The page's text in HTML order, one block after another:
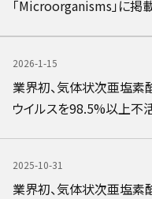
「Microorganisms」に掲
2026-1-15
業界初、気体状次亜塩素
ウイルスを98.5%以上不
2025-10-31
業界初、気体状次亜塩素